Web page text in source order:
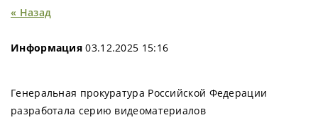
« Назад
Информация 03.12.2025 15:16
Генеральная прокуратура Российской Федерации
разработала серию видеоматериалов